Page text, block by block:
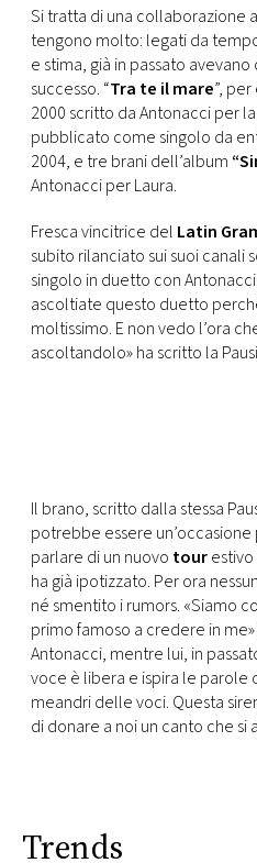
Si tratta di una collaborazione
tengono molto: legati da
e stima, già in passato
successo. “Tra te il mare”,
2000 scritto da Antonacci per
pubblicato come singolo da
2004, e tre brani dell’album
Antonacci per Laura.
Fresca vincitrice del Latin
subito rilanciato sui suoi canali
singolo in duetto con
ascoltiate questo duetto
moltissimo. E non vedo l’ora
ascoltandolo» ha scritto la
Il brano, scritto dalla stessa
potrebbe essere
parlare di un nuovo tour
ha già ipotizzato. Per ora
né smentito i rumors. «Siamo
primo famoso a credere in
Antonacci, mentre lui, in
voce è libera e ispira le parole
meandri delle voci. Questa
di donare a noi un canto che si
Trends